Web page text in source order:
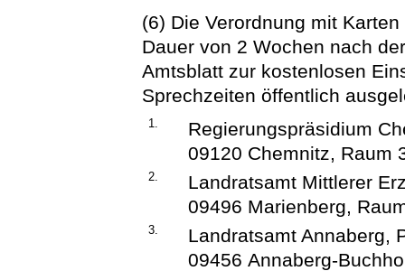
(6) Die Verordnung mit
Dauer von 2 Wochen nach
Amtsblatt zur kostenlosen
Sprechzeiten öffentlich
1.
Regierungspräsidium
09120 Chemnitz, Raum
2.
Landratsamt Mittlerer
09496 Marienberg,
3.
Landratsamt Annaberg,
09456 Annaberg-